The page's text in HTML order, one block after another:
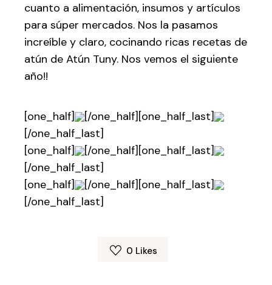
cuanto a alimentación, insumos y artículos
para súper mercados. Nos la pasamos
increíble y claro, cocinando ricas recetas de
atún de Atún Tuny. Nos vemos el siguiente
año!!
[one_half]
[/one_half][one_half_last]
[/one_half_last]
[one_half]
[/one_half][one_half_last]
[/one_half_last]
[one_half]
[/one_half][one_half_last]
[/one_half_last]
0 Likes